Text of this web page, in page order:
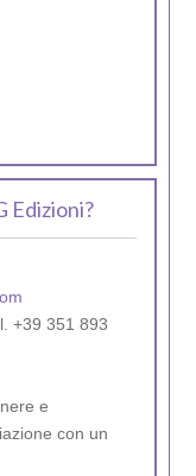
Edizioni?
+39 351 893
e
con un